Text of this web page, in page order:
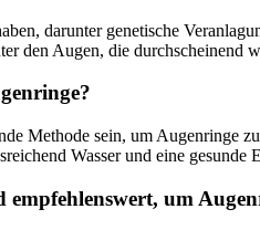
darunter genetische
den Augen, die durchscheinend
Methode sein, um Augenringe
Wasser und eine
empfehlenswert, um